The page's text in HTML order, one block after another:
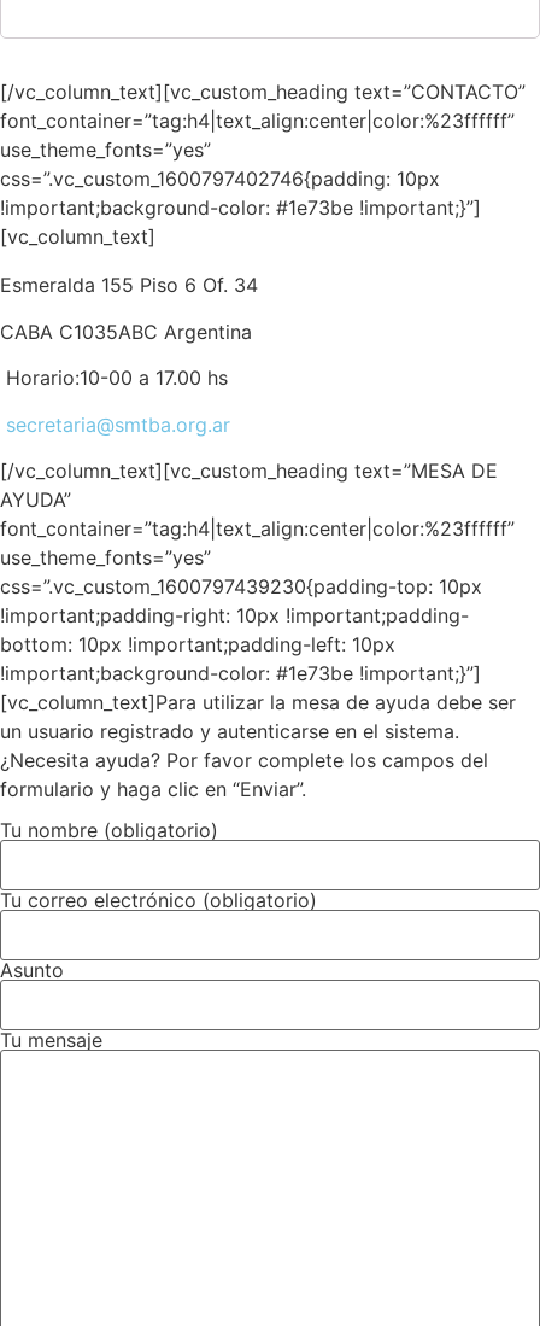
[/vc_column_text][vc_custom_heading text=”CONTACTO”
font_container=”tag:h4|text_align:center|color:%23ffffff”
use_theme_fonts=”yes”
css=”.vc_custom_1600797402746{padding: 10px
!important;background-color: #1e73be !important;}”]
[vc_column_text]
Esmeralda 155 Piso 6 Of. 34
CABA C1035ABC Argentina
Horario:10-00 a 17.00 hs
secretaria@smtba.org.ar
[/vc_column_text][vc_custom_heading text=”MESA DE
AYUDA”
font_container=”tag:h4|text_align:center|color:%23ffffff”
use_theme_fonts=”yes”
css=”.vc_custom_1600797439230{padding-top: 10px
!important;padding-right: 10px !important;padding-
bottom: 10px !important;padding-left: 10px
!important;background-color: #1e73be !important;}”]
[vc_column_text]Para utilizar la mesa de ayuda debe ser
un usuario registrado y autenticarse en el sistema.
¿Necesita ayuda? Por favor complete los campos del
formulario y haga clic en “Enviar”.
Tu nombre (obligatorio)
Tu correo electrónico (obligatorio)
Asunto
Tu mensaje